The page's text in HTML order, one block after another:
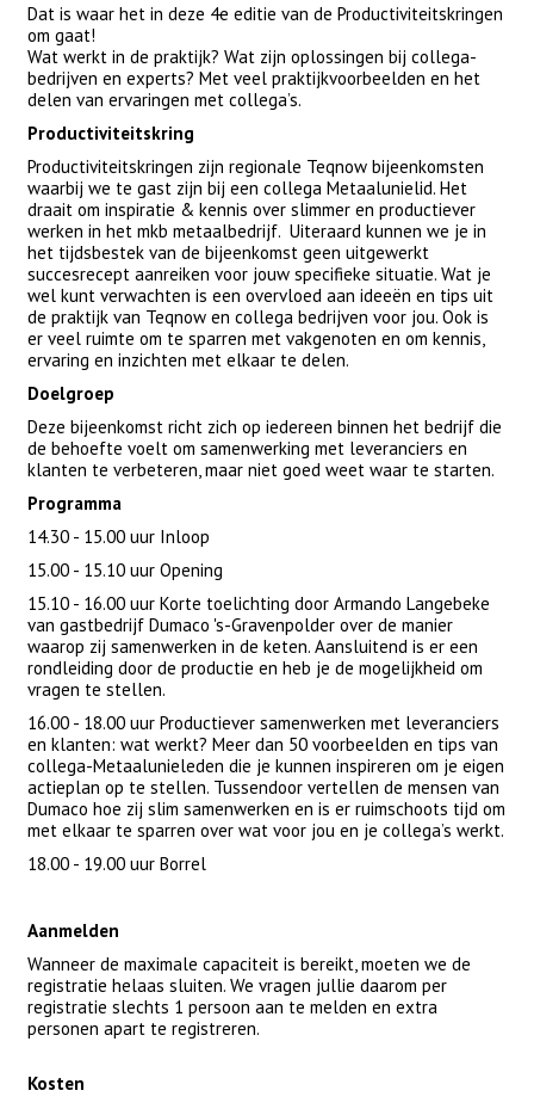
Dat is waar het in deze 4e editie van de Productiviteitskringen
om gaat!
Wat werkt in de praktijk? Wat zijn oplossingen bij collega-
bedrijven en experts? Met veel praktijkvoorbeelden en het
delen van ervaringen met collega’s.
Productiviteitskring
Productiviteitskringen zijn regionale Teqnow bijeenkomsten
waarbij we te gast zijn bij een collega Metaalunielid. Het
draait om inspiratie & kennis over slimmer en productiever
werken in het mkb metaalbedrijf. Uiteraard kunnen we je in
het tijdsbestek van de bijeenkomst geen uitgewerkt
succesrecept aanreiken voor jouw specifieke situatie. Wat je
wel kunt verwachten is een overvloed aan ideeën en tips uit
de praktijk van Teqnow en collega bedrijven voor jou. Ook is
er veel ruimte om te sparren met vakgenoten en om kennis,
ervaring en inzichten met elkaar te delen.
Doelgroep
Deze bijeenkomst richt zich op iedereen binnen het bedrijf die
de behoefte voelt om samenwerking met leveranciers en
klanten te verbeteren, maar niet goed weet waar te starten.
Programma
14.30 - 15.00 uur Inloop
15.00 - 15.10 uur Opening
15.10 - 16.00 uur Korte toelichting door Armando Langebeke
van gastbedrijf Dumaco 's-Gravenpolder over de manier
waarop zij samenwerken in de keten. Aansluitend is er een
rondleiding door de productie en heb je de mogelijkheid om
vragen te stellen.
16.00 - 18.00 uur Productiever samenwerken met leveranciers
en klanten: wat werkt? Meer dan 50 voorbeelden en tips van
collega-Metaalunieleden die je kunnen inspireren om je eigen
actieplan op te stellen. Tussendoor vertellen de mensen van
Dumaco hoe zij slim samenwerken en is er ruimschoots tijd om
met elkaar te sparren over wat voor jou en je collega’s werkt.
18.00 - 19.00 uur Borrel
Aanmelden
Wanneer de maximale capaciteit is bereikt, moeten we de
registratie helaas sluiten. We vragen jullie daarom per
registratie slechts 1 persoon aan te melden en extra
personen apart te registreren.
Kosten